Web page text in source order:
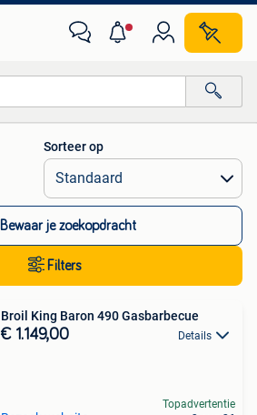
Alle afstanden…
Sorteer op
Bewaar je zoekopdracht
Filters
Broil King Baron 490 Gasbarbecue
€ 1.149,00 Details
Topadvertentie